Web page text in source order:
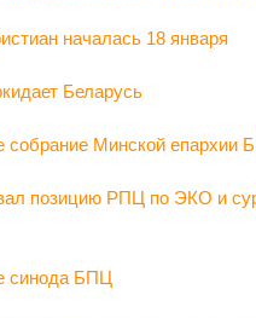
началась 18 января
Беларусь
собрание Минской епархии
позицию РПЦ по ЭКО и
синода БПЦ